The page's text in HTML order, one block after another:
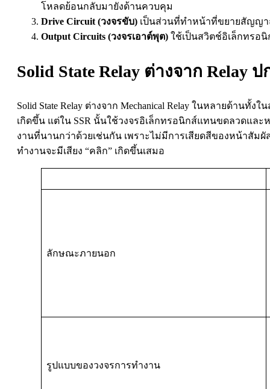
โหลดย้อนกลับมายังด้านควบคุม
Drive Circuit (วงจรขับ) เป็นส่วนที่ทำหน้าที่ขยายสัญญา
Output Circuits (วงจรเอาต์พุต) ใช้เป็นสวิตช์อิเล็กทรอ
Solid State Relay ต่างจาก Relay
Solid State Relay ต่างจาก Mechanical Relay ในหลายด้าน
เกิดขึ้น แต่ใน SSR นั้นใช้วงจรอิเล็กทรอนิกส์แทนขดลวดแล
งานที่นานกว่าด้วยเช่นกัน เพราะไม่มีการเสียดสีของหน้าสัมผัส
ทำงานจะมีเสียง “คลิก” เกิดขึ้นเสมอ
ลักษณะภายนอก
รูปแบบของวงจรการทำงาน